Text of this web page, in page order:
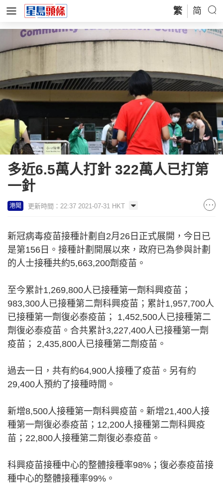
繁 简
多近6.5萬人打針 322萬人已打第
一針
港聞 更新時間：22:37 2021-07-31 HKT
新冠病毒疫苗接種計劃自2月26日正式展開，今日已
是第156日。接種計劃開展以來，政府已為參與計劃
的人士接種共約5,663,200劑疫苗。
至今累計1,269,800人已接種第一劑科興疫苗；
983,300人已接種第二劑科興疫苗；累計1,957,700人
已接種第一劑復必泰疫苗； 1,452,500人已接種第二
劑復必泰疫苗。合共累計3,227,400人已接種第一劑
疫苗； 2,435,800人已接種第二劑疫苗。
過去一日，共有約64,900人接種了疫苗。另有約
29,400人預約了接種時間。
新增8,500人接種第一劑科興疫苗。新增21,400人接
種第一劑復必泰疫苗；12,200人接種第二劑科興疫
苗；22,800人接種第二劑復必泰疫苗。
科興疫苗接種中心的整體接種率98%；復必泰疫苗接
種中心的整體接種率99%。